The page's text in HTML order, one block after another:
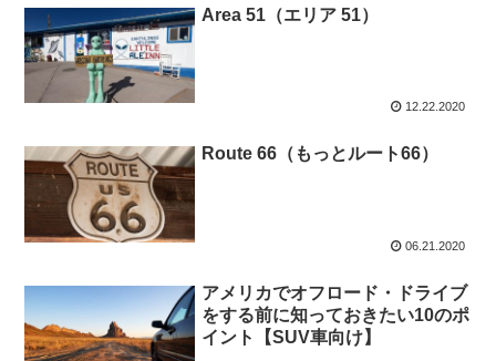
Area 51（エリア 51）
12.22.2020
Route 66（もっとルート66）
06.21.2020
アメリカでオフロード・ドライブ
をする前に知っておきたい10のポ
イント【SUV車向け】